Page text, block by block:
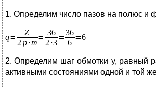
1. Определим число пазов на полюс и
2. Определим шаг обмотки y, равный
активными состояниями одной и той